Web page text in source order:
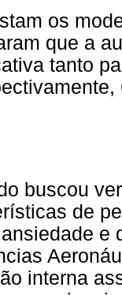
os
que a
tanto
buscou
de
e
interna